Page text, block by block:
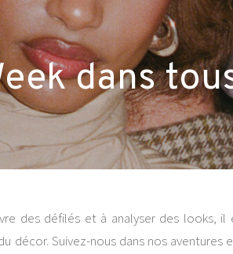
dans
des défilés et à analyser des looks, il
décor. Suivez-nous dans nos